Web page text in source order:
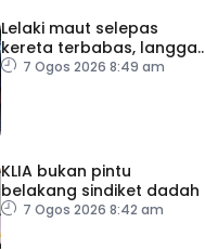
Lelaki maut selepas
kereta terbabas, langgar
pokok7 Ogos 2026 8:49 am
KLIA bukan pintu
belakang sindiket dadah
7 Ogos 2026 8:42 am